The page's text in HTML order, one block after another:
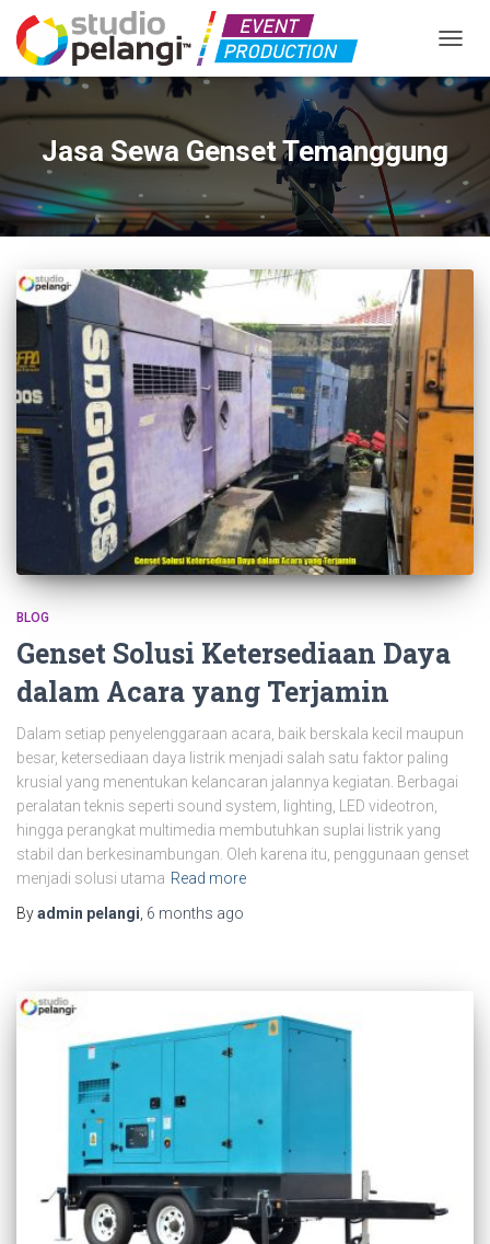
Jasa Sewa Genset Temanggung
BLOG
Genset Solusi Ketersediaan Daya
dalam Acara yang Terjamin
Dalam setiap penyelenggaraan acara, baik berskala kecil maupun
besar, ketersediaan daya listrik menjadi salah satu faktor paling
krusial yang menentukan kelancaran jalannya kegiatan. Berbagai
peralatan teknis seperti sound system, lighting, LED videotron,
hingga perangkat multimedia membutuhkan suplai listrik yang
stabil dan berkesinambungan. Oleh karena itu, penggunaan genset
menjadi solusi utama Read more
Byadmin pelangi 6 months ago